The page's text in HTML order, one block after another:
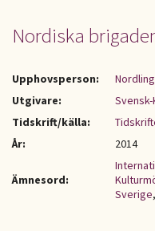
Nordiska
Upphovsperson:
Utgivare:
Tidskrift/källa:
År:
2014
Ämnesord:
Sverige,